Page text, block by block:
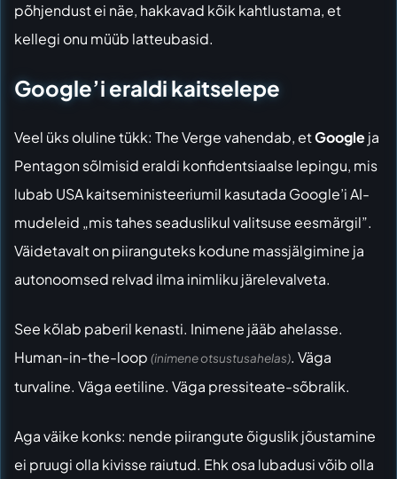
põhjendust ei näe, hakkavad kõik kahtlustama, et
kellegi onu müüb latteubasid.
Google’i eraldi kaitselepe
Veel üks oluline tükk: The Verge vahendab, etGoogleja
Pentagon sõlmisid eraldi konfidentsiaalse lepingu, mis
lubab USA kaitseministeeriumil kasutada Google’i AI-
mudeleid „mis tahes seaduslikul valitsuse eesmärgil”.
Väidetavalt on piiranguteks kodune massjälgimine ja
autonoomsed relvad ilma inimliku järelevalveta.
See kõlab paberil kenasti. Inimene jääb ahelasse.
Human-in-the-loop (inimene otsustusahelas). Väga
turvaline. Väga eetiline. Väga pressiteate-sõbralik.
Aga väike konks: nende piirangute õiguslik jõustamine
ei pruugi olla kivisse raiutud. Ehk osa lubadusi võib olla